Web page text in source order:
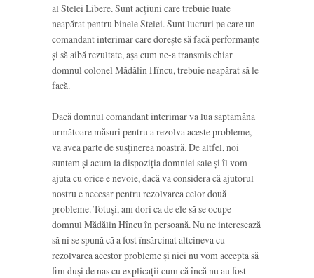
al Stelei Libere. Sunt acțiuni care trebuie luate
neapărat pentru binele Stelei. Sunt lucruri pe care un
comandant interimar care dorește să facă performanțe
și să aibă rezultate, așa cum ne-a transmis chiar
domnul colonel Mădălin Hîncu, trebuie neapărat să le
facă.
Dacă domnul comandant interimar va lua săptămâna
următoare măsuri pentru a rezolva aceste probleme,
va avea parte de susținerea noastră. De altfel, noi
suntem și acum la dispoziția domniei sale și îl vom
ajuta cu orice e nevoie, dacă va considera că ajutorul
nostru e necesar pentru rezolvarea celor două
probleme. Totuși, am dori ca de ele să se ocupe
domnul Mădălin Hîncu în persoană. Nu ne interesează
să ni se spună că a fost însărcinat altcineva cu
rezolvarea acestor probleme și nici nu vom accepta să
fim duși de nas cu explicații cum că încă nu au fost